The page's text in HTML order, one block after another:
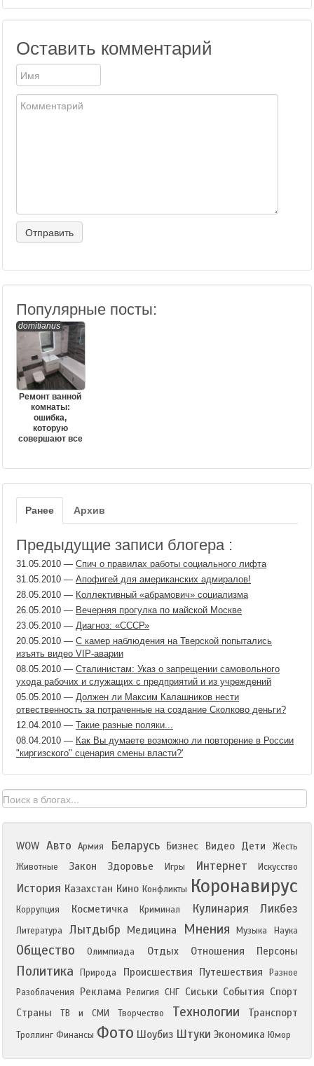
Оставить комментарий
Популярные посты:
domitianus
Ремонт ванной
комнаты:
ошибка,
которую
совершают все
Ранее Архив
Предыдущие записи блогера :
31.05.2010 — Спич о правилах работы социального лифта
31.05.2010 — Апофигей для американских адмиралов!
28.05.2010 — Коллективный «абрамович» социализма
26.05.2010 — Вечерняя прогулка по майской Москве
23.05.2010 — Диагноз: «СССР»
20.05.2010 — С камер наблюдения на Тверской попытались
изъять видео VIP-аварии
08.05.2010 — Сталинистам: Указ о запрещении самовольного
ухода рабочих и служащих с предприятий и из учреждений
05.05.2010 — Должен ли Максим Калашников нести
отвественность за потраченные на создание Сколково деньги?
12.04.2010 — Такие разные поляки...
08.04.2010 — Как Вы думаете возможно ли повторение в России
"киргизского" сценария смены власти?'
WOW Авто Армия Беларусь Бизнес Видео Дети
Жесть
Животные
Закон Здоровье Игры Интернет Искусство
История Казахстан Кино Конфликты Коронавирус
Коррупция Косметичка Криминал Кулинария Ликбез
Литература Лытдыбр Медицина Мнения Музыка Наука
Общество Олимпиада Отдых Отношения Персоны
Политика Природа Происшествия Путешествия
Разное
Разоблачения
Реклама Религия СНГ Сиськи События Спорт
Страны
ТВ и СМИ Творчество Технологии Транспорт
Троллинг Финансы Фото Шоубиз Штуки Экономика Юмор